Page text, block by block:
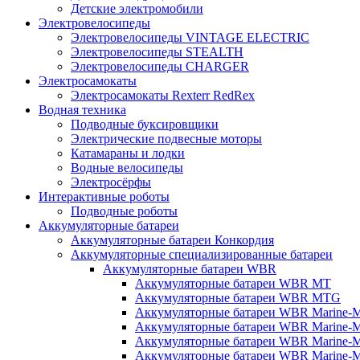
Детские электромобили
Электровелосипеды
Электровелосипеды VINTAGE ELECTRIC
Электровелосипеды STEALTH
Электровелосипеды CHARGER
Электросамокаты
Электросамокаты Rexterr RedRex
Водная техника
Подводные буксировщики
Электрические подвесные моторы
Катамараны и лодки
Водные велосипеды
Электросёрфы
Интерактивные роботы
Подводные роботы
Аккумуляторные батареи
Аккумуляторные батареи Конкордия
Аккумуляторные специализированные батареи
Аккумуляторные батареи WBR
Аккумуляторные батареи WBR MT
Аккумуляторные батареи WBR MTG
Аккумуляторные батареи WBR Marine-
Аккумуляторные батареи WBR Marine-
Аккумуляторные батареи WBR Marine-
Аккумуляторные батареи WBR Marine-